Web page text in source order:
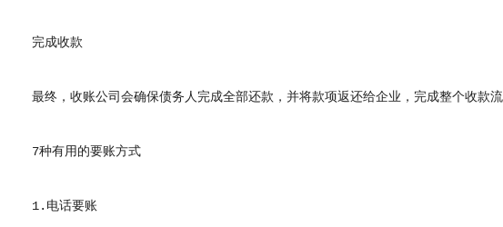
完成收款
最终，收账公司会确保债务人完成全部还款，并将款项返还给企业，完成整个收款流
7种有用的要账方式
1.电话要账